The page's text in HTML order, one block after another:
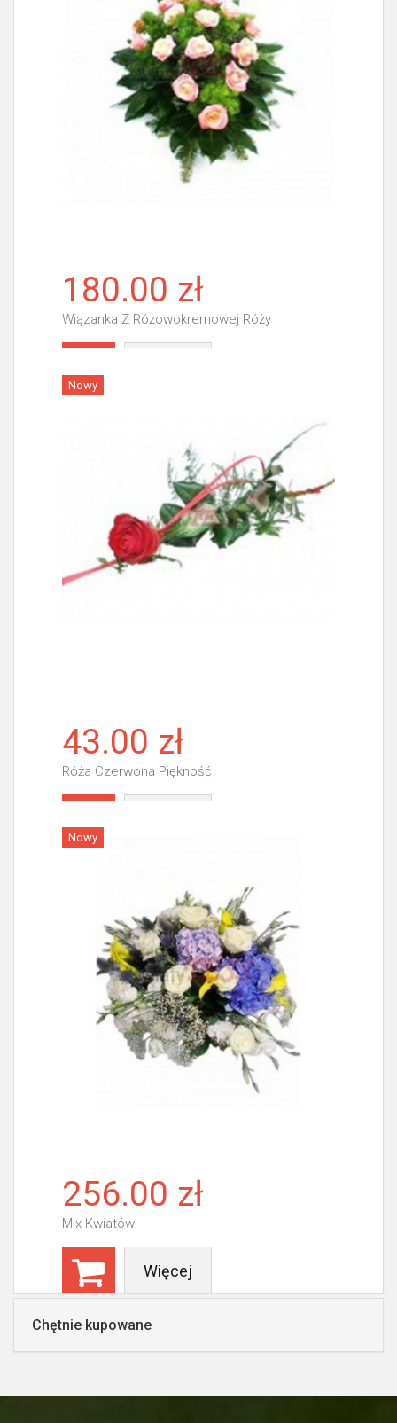
180.00 zł
Wiązanka Z Różowokremowej Róży
Nowy
43.00 zł
Róża Czerwona Piękność
Nowy
256.00 zł
Mix Kwiatów
Więcej
Chętnie kupowane